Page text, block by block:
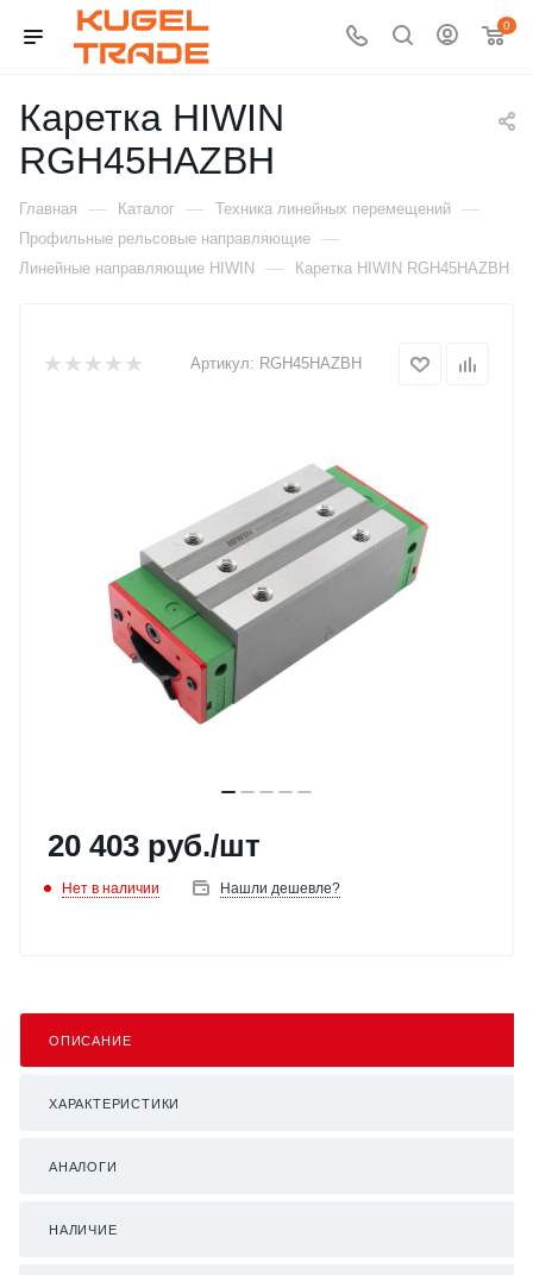
0
Каретка HIWIN
RGH45HAZBH
Главная — Каталог — Техника линейных перемещений —
Профильные рельсовые направляющие —
Линейные направляющие HIWIN — Каретка HIWIN RGH45HAZBH
Артикул: RGH45HAZBH
20 403 руб./шт
Нет в наличии Нашли дешевле?
ОПИСАНИЕ
ХАРАКТЕРИСТИКИ
АНАЛОГИ
НАЛИЧИЕ